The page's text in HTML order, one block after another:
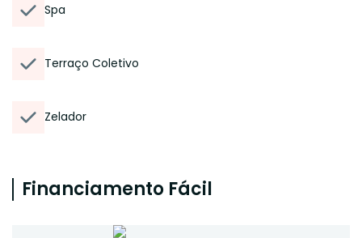
Spa
Terraço Coletivo
Zelador
Financiamento Fácil